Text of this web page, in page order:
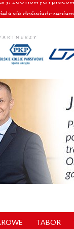
Vectrony na 230
pociągi od PESA.
180 nowych
TABOR